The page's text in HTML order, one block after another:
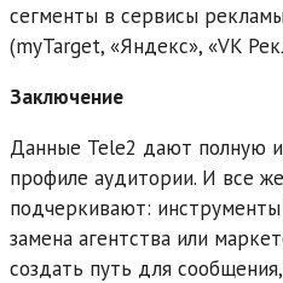
сегменты в сервисы
(myTarget, «Яндекс», «VK
Заключение
Данные Tele2 дают полную
профиле аудитории. И все
подчеркивают:
замена агентства или
создать путь для